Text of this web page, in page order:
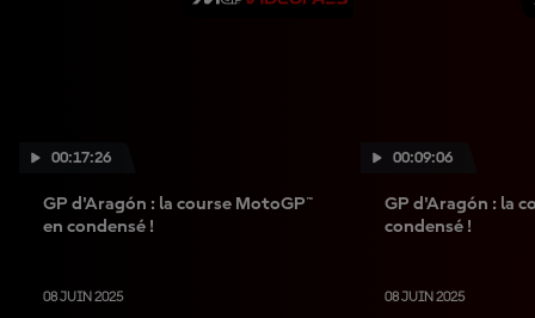
00:17:26
GP d'Aragón : la course MotoGP™
en condensé !
08 JUIN 2025
00:09:06
GP d'Aragón : la
condensé !
08 JUIN 2025